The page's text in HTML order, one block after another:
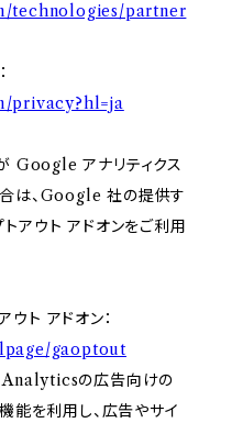
technologies/partner
privacy?hl=ja
Google アナリティクス
は、Google 社の提供す
アウト アドオンをご利用
ト アドオン：
gaoptout
Analyticsの広告向けの
能を利用し、広告やサイ